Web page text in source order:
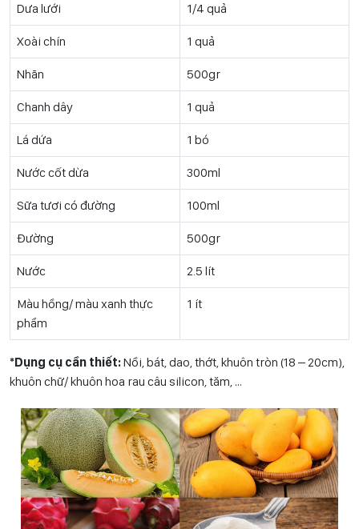
Dưa lưới 1/4 quả
Xoài chín 1 quả
Nhãn 500gr
Chanh dây 1 quả
Lá dứa 1 bó
Nước cốt dừa 300ml
Sữa tươi có đường 100ml
Đường 500gr
Nước 2.5 lít
Màu hồng/ màu xanh thực
phẩm
1 ít
*Dụng cụ cần thiết:Nồi, bát, dao, thớt, khuôn tròn (18 – 20cm),
khuôn chữ/ khuôn hoa rau câu silicon, tăm, …